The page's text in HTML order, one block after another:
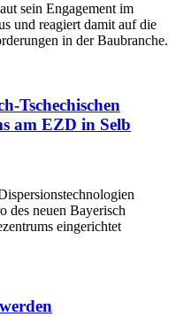
sein Engagement im
und reagiert damit auf die
in der Baubranche.
Tschechischen
am EZD in Selb
des neuen Bayerisch
eingerichtet